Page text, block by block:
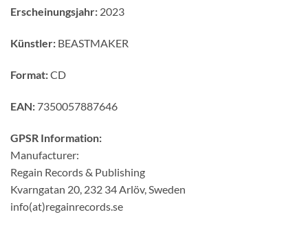
Erscheinungsjahr: 2023
Künstler: BEASTMAKER
Format:CD
EAN: 7350057887646
GPSR Information:
Manufacturer:
Regain Records & Publishing
Kvarngatan 20, 232 34 Arlöv, Sweden
info(at)regainrecords.se